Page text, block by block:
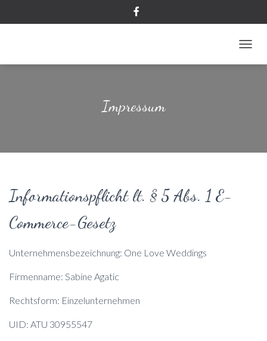
Impressum
Informationspflicht lt. § 5 Abs. 1 E-
Commerce-Gesetz
Unternehmensbezeichnung: One Love Weddings
Firmenname: Sabine Agatic
Rechtsform: Einzelunternehmen
UID: ATU 30955547